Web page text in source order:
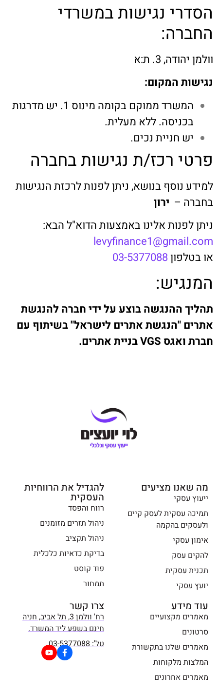
הסדרי נגישות במשרדי
החברה:
וולמן יהודה, 3. ת:א
נגישות המקום:
המשרד ממוקם בקומה מינוס 1. יש מדרגות
בכניסה. ללא מעלית.
יש חניית נכים.
פרטי רכז/ת נגישות בחברה
למידע נוסף בנושא, ניתן לפנות לרכזת הנגישות
בחברה – ירון
ניתן לפנות אלינו באמצעות הדוא"ל הבא:
levyfinance1@gmail.com
או בטלפון 03-5377088
המנגיש:
תהליך ההנגשה בוצע על ידי חברה להנגשת
אתרים "הנגשת אתריםלישראל" בשיתוף עם
חברת ואגס VGS
בניית אתרים.
מה שאנו מציעים
ייעוץ עסקי
תמיכה עסקית לעסק קיים
ולעסקים בהקמה
אימון עסקי
להקים עסק
תכנית עסקית
יועץ עסקי
להגדיל את הרווחיות
העסקית
רווח והפסד
ניהול תזרים מזומנים
ניהול תקציב
בדיקת כדאיות כלכלית
פוד קוסט
תמחור
עוד מידע
מאמרים מקצועיים
סרטונים
מאמרים שלנו בתקשורת
המלצות מלקוחות
מאמרים אחרונים
צרו קשר
רח' וולמן 3, תל אביב, חניה
חינם בשפע ליד המשרד.
טל': 03-5377088